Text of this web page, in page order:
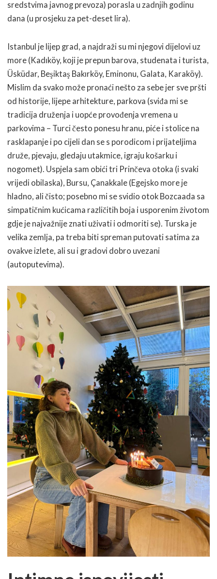
sredstvima javnog prevoza) porasla u zadnjih godinu
dana (u prosjeku za pet-deset lira).
Istanbul je lijep grad, a najdraži su mi njegovi dijelovi uz
more (Kadıköy, koji je prepun barova, studenata i turista,
Üsküdar, Beşiktaş Bakırköy, Eminonu, Galata, Karaköy).
Mislim da svako može pronaći nešto za sebe jer sve pršti
od historije, lijepe arhitekture, parkova (sviđa mi se
tradicija druženja i uopće provođenja vremena u
parkovima – Turci često ponesu hranu, piće i stolice na
rasklapanje i po cijeli dan se s porodicom i prijateljima
druže, pjevaju, gledaju utakmice, igraju košarku i
nogomet). Uspjela sam obići tri Prinčeva otoka (i svaki
vrijedi obilaska), Bursu, Çanakkale (Egejsko more je
hladno, ali čisto; posebno mi se svidio otok Bozcaada sa
simpatičnim kućicama različitih boja i usporenim životom
gdje je najvažnije znati uživati i odmoriti se). Turska je
velika zemlja, pa treba biti spreman putovati satima za
ovakve izlete, ali su i gradovi dobro uvezani
(autoputevima).